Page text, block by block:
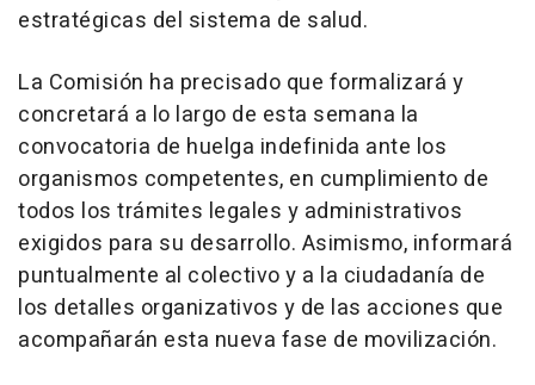
estratégicas del sistema de salud.
La Comisión ha precisado que formalizará y
concretará a lo largo de esta semana la
convocatoria de huelga indefinida ante los
organismos competentes, en cumplimiento de
todos los trámites legales y administrativos
exigidos para su desarrollo. Asimismo, informará
puntualmente al colectivo y a la ciudadanía de
los detalles organizativos y de las acciones que
acompañarán esta nueva fase de movilización.